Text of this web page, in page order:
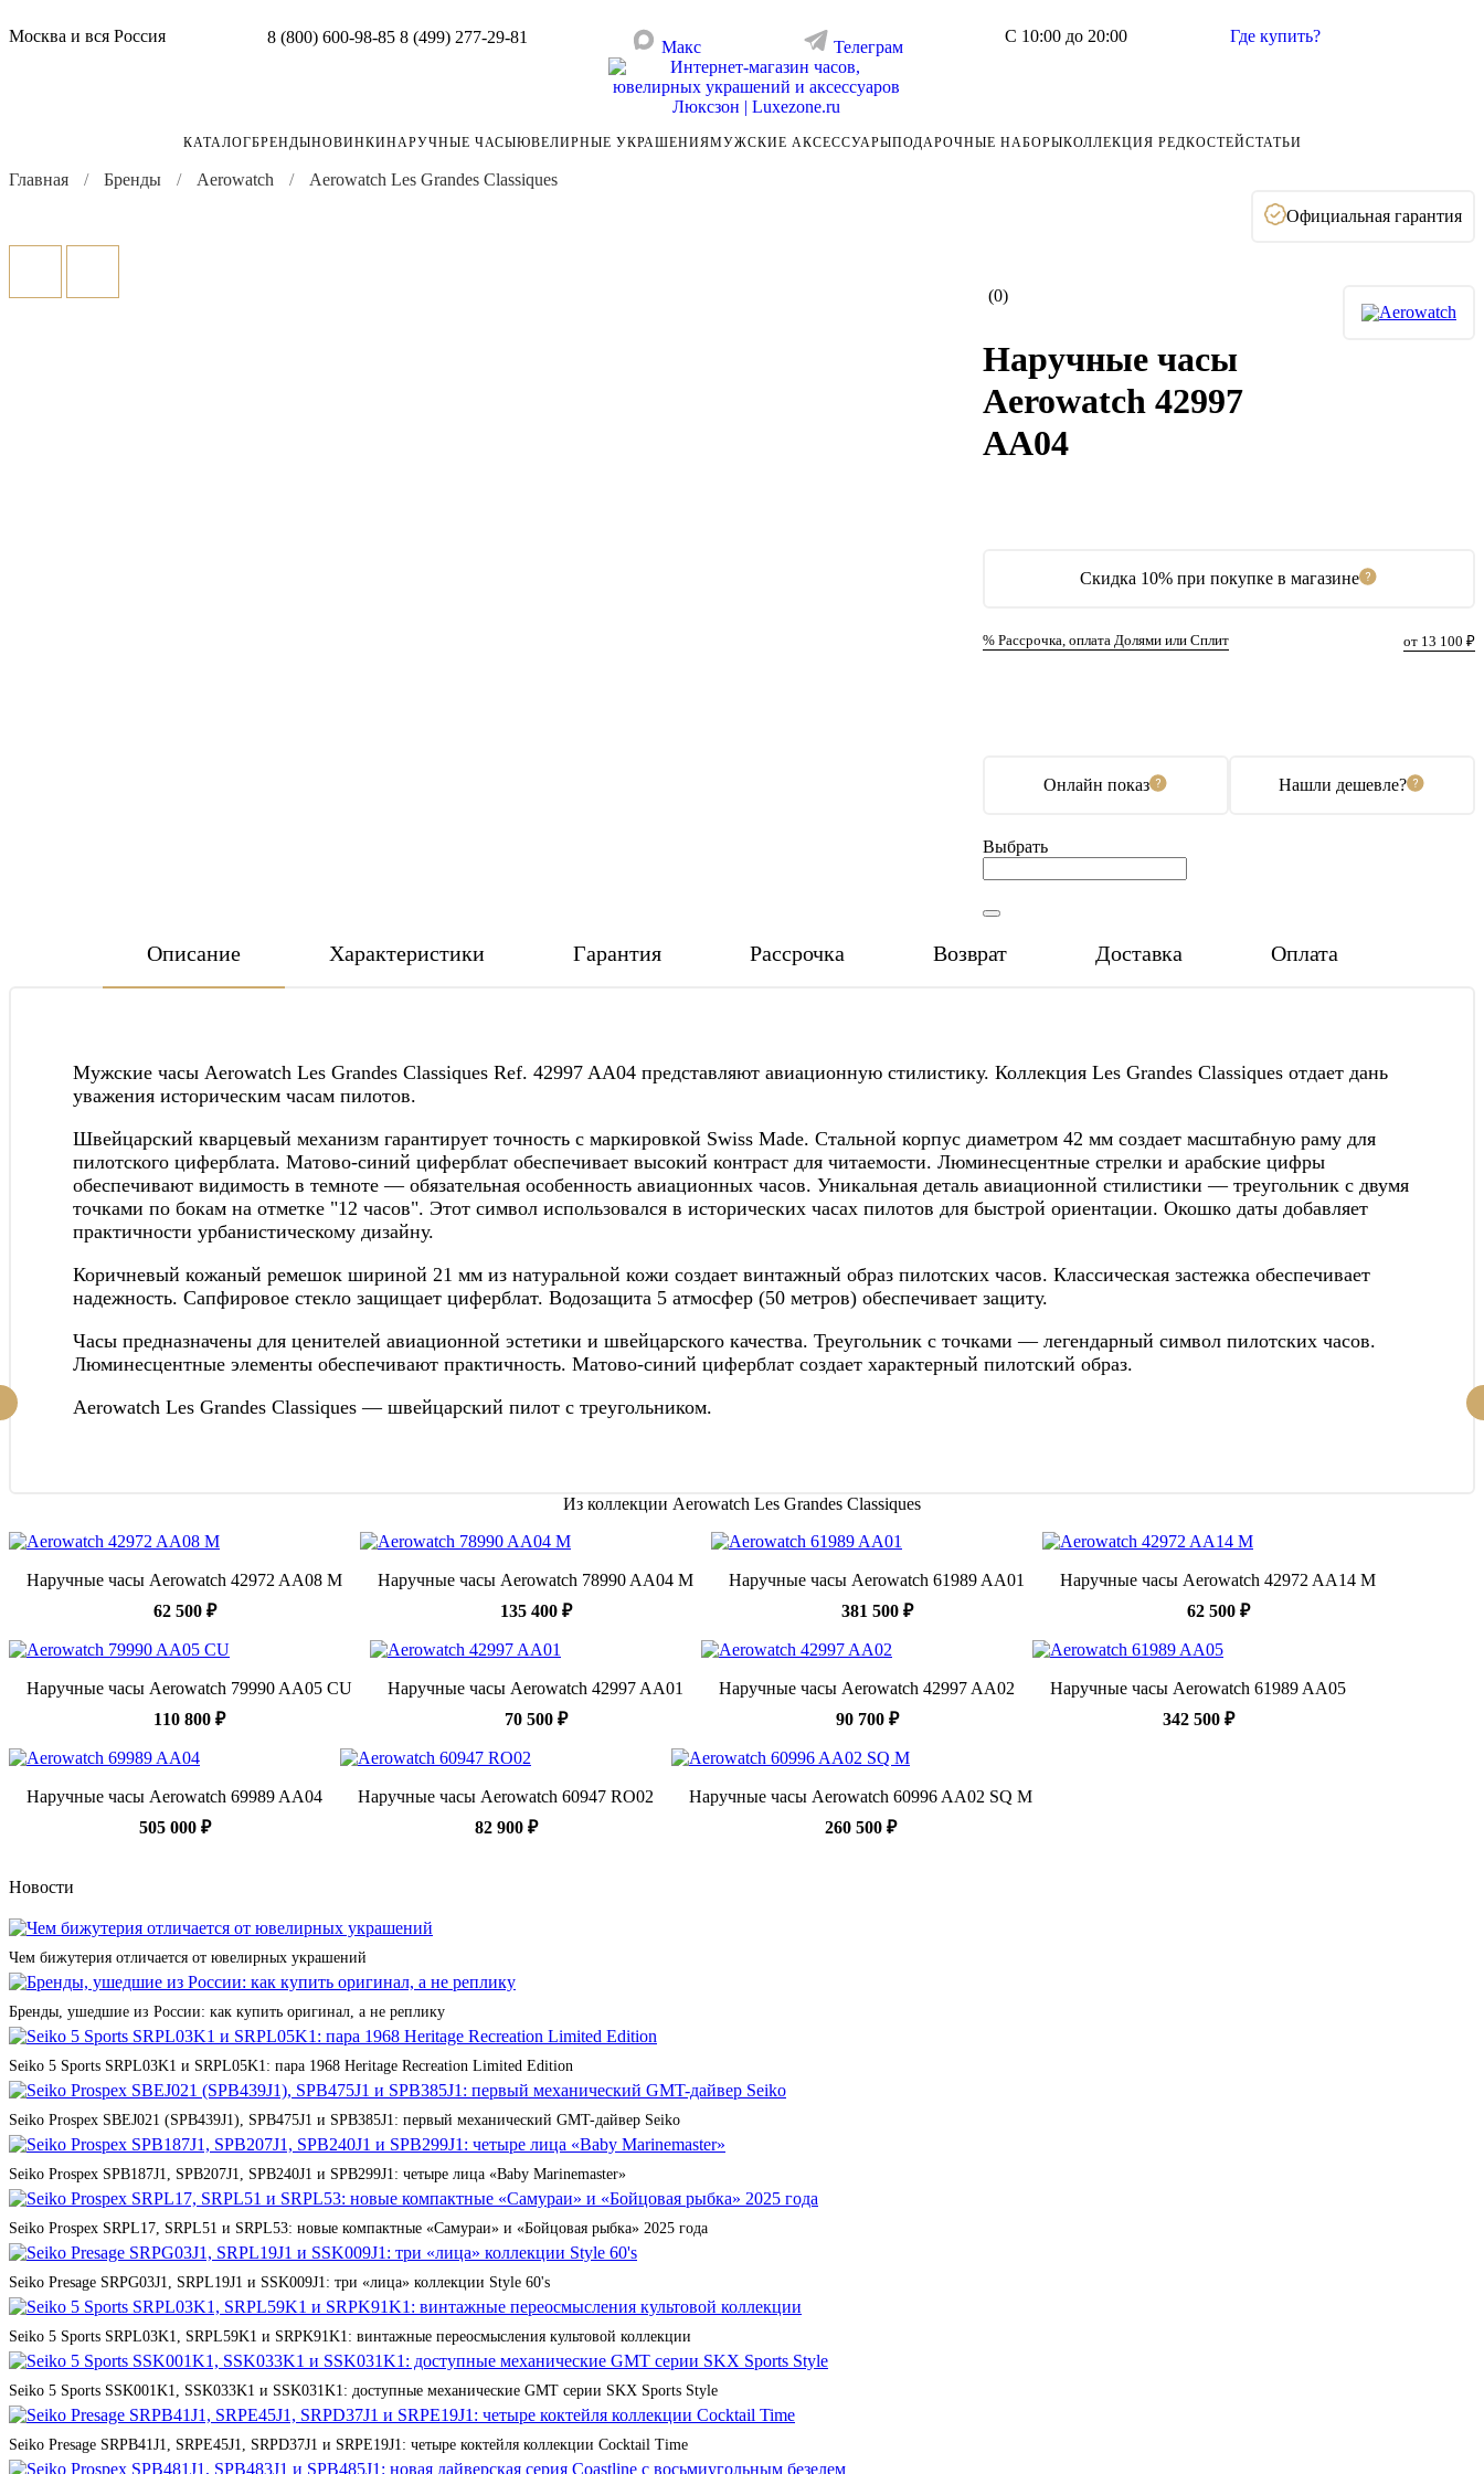
Москва и вся Россия 8 (800) 600-98-85 8 (499) 277-29-81
Макс Телеграм
С 10:00 до 20:00 Где купить?
КАТАЛОГБРЕНДЫНОВИНКИНАРУЧНЫЕ ЧАСЫЮВЕЛИРНЫЕ УКРАШЕНИЯМУЖСКИЕ АКСЕССУАРЫПОДАРОЧНЫЕ НАБОРЫКОЛЛЕКЦИЯ РЕДКОСТЕЙСТАТЬИ
Главная Бренды Aerowatch
Aerowatch Les Grandes Classiques
Официальная гарантия
(0)
Скидка 10% при покупке в магазине
% Рассрочка, оплата Долями или Сплит от 13 100 ₽
Наручные часы
Aerowatch 42997
AA04
Онлайн показ Нашли дешевле?
Выбрать
Описание Характеристики Гарантия Рассрочка Возврат Доставка Оплата
Мужские часы Aerowatch Les Grandes Classiques Ref. 42997 AA04 представляют авиационную стилистику. Коллекция Les Grandes Classiques отдает дань
уважения историческим часам пилотов.
Швейцарский кварцевый механизм гарантирует точность с маркировкой Swiss Made. Стальной корпус диаметром 42 мм создает масштабную раму для
пилотского циферблата. Матово-синий циферблат обеспечивает высокий контраст для читаемости. Люминесцентные стрелки и арабские цифры
обеспечивают видимость в темноте — обязательная особенность авиационных часов. Уникальная деталь авиационной стилистики — треугольник с двумя
точками по бокам на отметке "12 часов". Этот символ использовался в исторических часах пилотов для быстрой ориентации. Окошко даты добавляет
практичности урбанистическому дизайну.
Коричневый кожаный ремешок шириной 21 мм из натуральной кожи создает винтажный образ пилотских часов. Классическая застежка обеспечивает
надежность. Сапфировое стекло защищает циферблат. Водозащита 5 атмосфер (50 метров) обеспечивает защиту.
Часы предназначены для ценителей авиационной эстетики и швейцарского качества. Треугольник с точками — легендарный символ пилотских часов.
Люминесцентные элементы обеспечивают практичность. Матово-синий циферблат создает характерный пилотский образ.
Aerowatch Les Grandes Classiques — швейцарский пилот с треугольником.
Из коллекции Aerowatch Les Grandes Classiques
Наручные часы Aerowatch 42972 AA08 M
62 500 ₽
Наручные часы Aerowatch 78990 AA04 M
135 400 ₽
Наручные часы Aerowatch 61989 AA01
381 500 ₽
Наручные часы Aerowatch 42972 AA14 M
62 500 ₽
Наручные часы Aerowatch 79990 AA05 CU
110 800 ₽
Наручные часы Aerowatch 42997 AA01
70 500 ₽
Наручные часы Aerowatch 42997 AA02
90 700 ₽
Наручные часы Aerowatch 61989 AA05
342 500 ₽
Наручные часы Aerowatch 69989 AA04
505 000 ₽
Наручные часы Aerowatch 60947 RO02
82 900 ₽
Наручные часы Aerowatch 60996 AA02 SQ M
260 500 ₽
Новости
Чем бижутерия отличается от ювелирных украшений
Бренды, ушедшие из России: как купить оригинал, а не реплику
Seiko 5 Sports SRPL03K1 и SRPL05K1: пара 1968 Heritage Recreation Limited Edition
Seiko Prospex SBEJ021 (SPB439J1), SPB475J1 и SPB385J1: первый механический GMT-дайвер Seiko
Seiko Prospex SPB187J1, SPB207J1, SPB240J1 и SPB299J1: четыре лица «Baby Marinemaster»
Seiko Prospex SRPL17, SRPL51 и SRPL53: новые компактные «Самураи» и «Бойцовая рыбка» 2025 года
Seiko Presage SRPG03J1, SRPL19J1 и SSK009J1: три «лица» коллекции Style 60's
Seiko 5 Sports SRPL03K1, SRPL59K1 и SRPK91K1: винтажные переосмысления культовой коллекции
Seiko 5 Sports SSK001K1, SSK033K1 и SSK031K1: доступные механические GMT серии SKX Sports Style
Seiko Presage SRPB41J1, SRPE45J1, SRPD37J1 и SRPE19J1: четыре коктейля коллекции Cocktail Time